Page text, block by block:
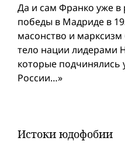
Да и сам Франко уже в
победы в Мадриде в
масонство и
тело нации лидерами
которые подчинялись
России…»
Истоки юдофобии